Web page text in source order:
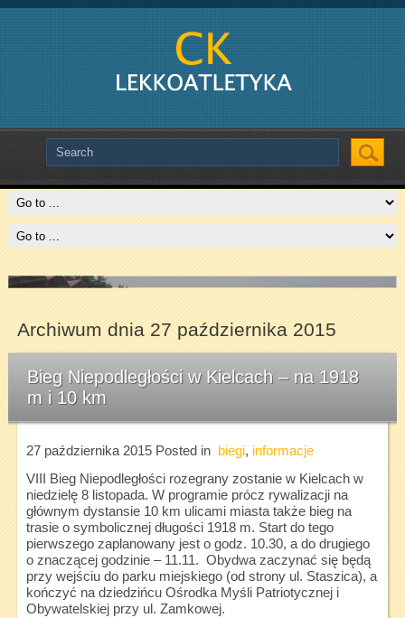
Slide # 2
Czytaj więcej
Archiwum dnia 27 października 2015
Bieg Niepodległości w Kielcach – na 1918
m i 10 km
27 października 2015Posted in biegi, informacje
VIII Bieg Niepodległości rozegrany zostanie w Kielcach w
niedzielę 8 listopada. W programie prócz rywalizacji na
głównym dystansie 10 km ulicami miasta także bieg na
trasie o symbolicznej długości 1918 m. Start do tego
pierwszego zaplanowany jest o godz. 10.30, a do drugiego
o znaczącej godzinie – 11.11. Obydwa zaczynać się będą
przy wejściu do parku miejskiego (od strony ul. Staszica), a
kończyć na dziedzińcu Ośrodka Myśli Patriotycznej i
Obywatelskiej przy ul. Zamkowej.